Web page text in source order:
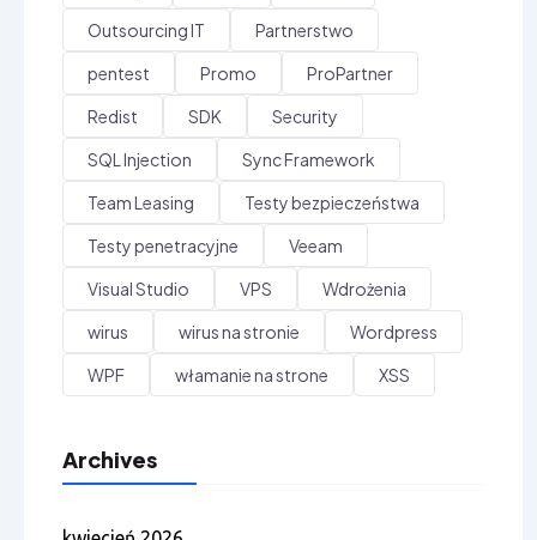
Outsourcing IT
Partnerstwo
pentest
Promo
ProPartner
Redist
SDK
Security
SQL Injection
Sync Framework
Team Leasing
Testy bezpieczeństwa
Testy penetracyjne
Veeam
Visual Studio
VPS
Wdrożenia
wirus
wirus na stronie
Wordpress
WPF
włamanie na strone XSS
Archives